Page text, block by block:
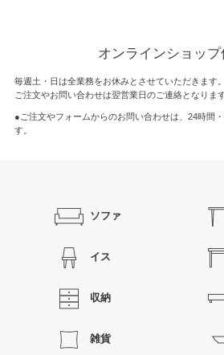
オンラインショップ
毎週土・日は全業務をお休みとさせていただきます
ご注文やお問い合わせは翌営業日のご連絡となります
●ご注文やフォームからのお問い合わせは、 24時間
す。
ソファ
イス
収納
雑貨